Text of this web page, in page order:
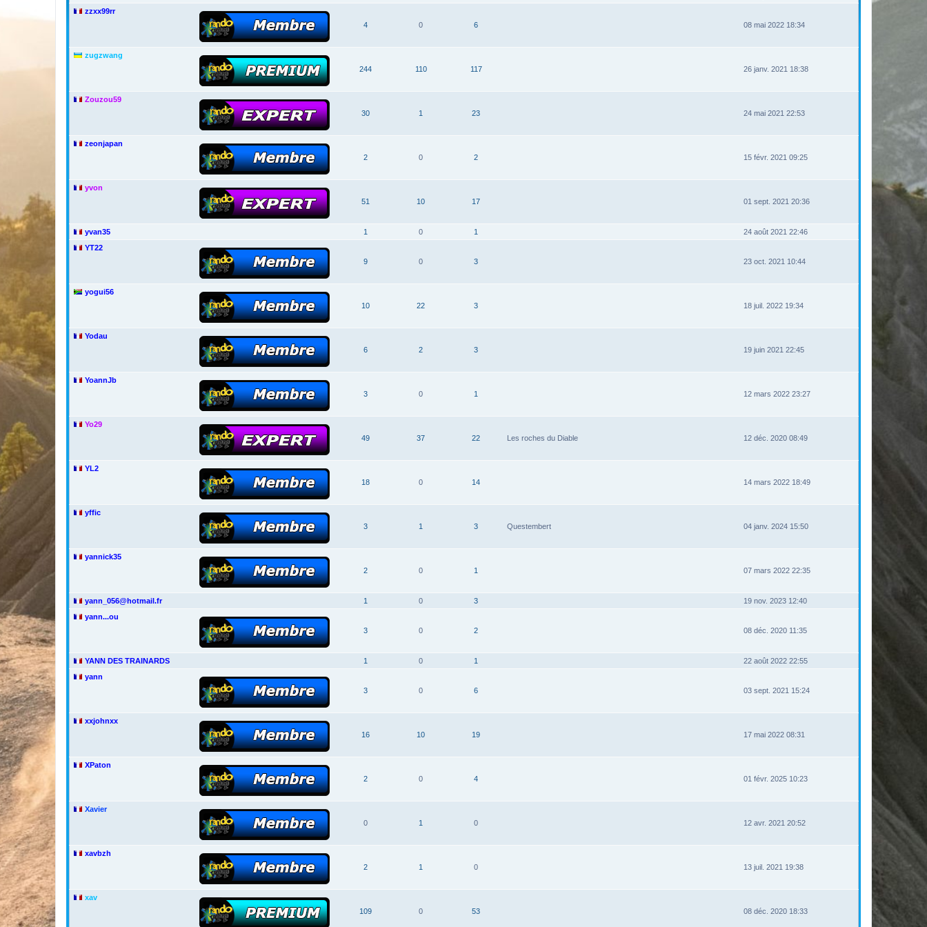
zzxx99rr
4
0 6 08 mai 2022 18:34
zugzwang
244
110 117 26 janv. 2021 18:38
Zouzou59
30
1 23 24 mai 2021 22:53
zeonjapan
2
0 2 15 févr. 2021 09:25
yvon
51
10 17 01 sept. 2021 20:36
yvan35 1 0 1
24 août 2021 22:46
YT22
9
0 3 23 oct. 2021 10:44
yogui56
10
22 3 18 juil. 2022 19:34
Yodau
6
2 3 19 juin 2021 22:45
YoannJb
3
0 1 12 mars 2022 23:27
Yo29
49
37 22 Les roches du Diable 12 déc. 2020 08:49
YL2
18
0 14 14 mars 2022 18:49
yffic
3
1 3 Questembert 04 janv. 2024 15:50
yannick35
2
0 1 07 mars 2022 22:35
yann_056@hotmail.fr 1 0 3
19 nov. 2023 12:40
yann...ou
3
0 2 08 déc. 2020 11:35
YANN DES TRAINARDS 1 0 1
22 août 2022 22:55
yann
3
0 6 03 sept. 2021 15:24
xxjohnxx
16
10 19 17 mai 2022 08:31
XPaton
2
0 4 01 févr. 2025 10:23
Xavier
0
1 0 12 avr. 2021 20:52
xavbzh
2
1 0 13 juil. 2021 19:38
xav
109
0 53 08 déc. 2020 18:33